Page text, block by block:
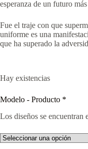
esperanza de un futuro
Fue el traje con que
uniforme es una
que ha superado la
Hay existencias
Modelo - Producto *
Los diseños se encuentran